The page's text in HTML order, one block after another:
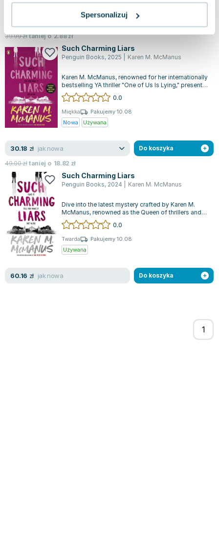
Spersonalizuj
39.99złtaniej o2.88zł
Such Charming Liars
Penguin Books, 2025 Karen M. McManus
Karen M. McManus, renowned for her internationally
bestselling YA thriller "One of Us Is Lying," presents
a captivating new murder...
0.0
Miękka
Pakujemy 10.08
Nowa
Używana
30.18 zł jak nowa
49.00złtaniej o 18.82 zł
Do koszyka
Such Charming Liars
Penguin Books, 2024 Karen M. McManus
Dive into the latest mystery crafted by Karen M.
McManus, renowned as the Queen of thrillers and
known for her bestseller "One of...
0.0
Twarda
Pakujemy 10.08
Używana
60.16 zł jak nowa Do koszyka